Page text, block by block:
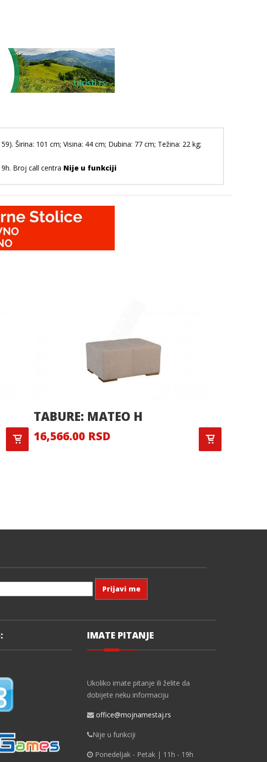
Širina: 101 cm; Visina: 44 cm; Dubina: 77 cm; Težina: 22 kg;
Broj call centra Nije u funkciji
TABURE: MATEO H
16,566.00 RSD
IMATE PITANJE
Ukoliko imate pitanje ili želite da
dobijete neku informaciju
office@mojnamestaj.rs
Nije u funkciji
Ponedeljak - Petak | 11h - 19h